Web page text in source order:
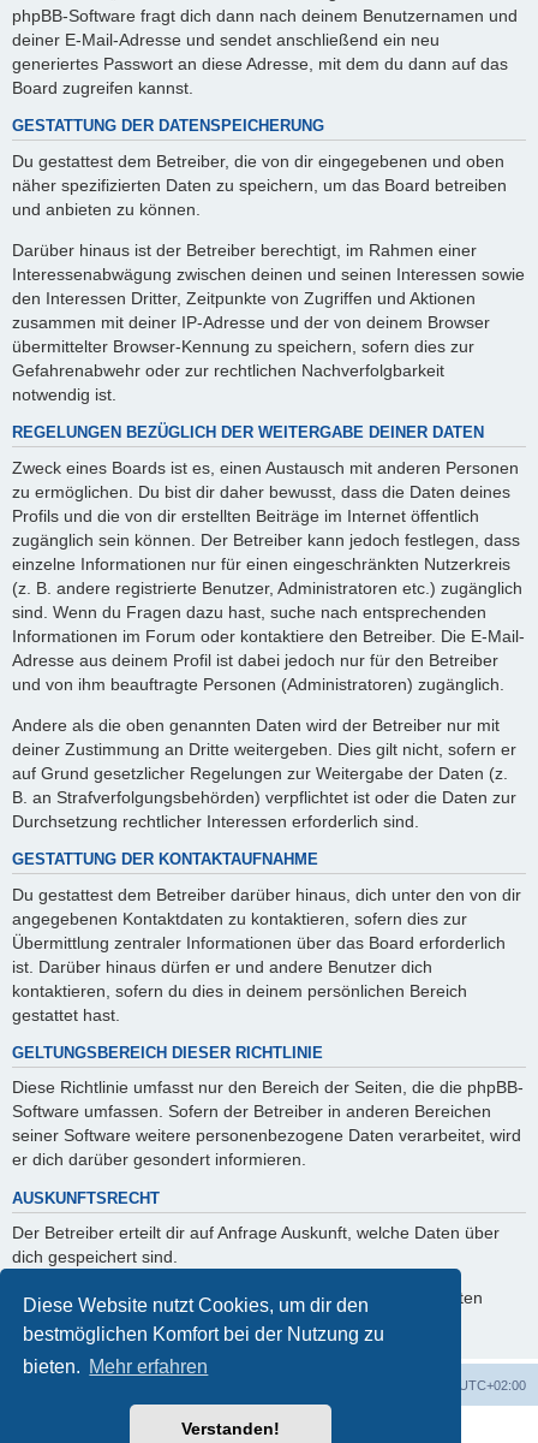
Diese Website nutzt Cookies, um dir den
bestmöglichen Komfort bei der Nutzung zu
bieten. Mehr erfahren
Verstanden!
phpBB-Software fragt dich dann nach deinem Benutzernamen und
deiner E-Mail-Adresse und sendet anschließend ein neu
generiertes Passwort an diese Adresse, mit dem du dann auf das
Board zugreifen kannst.
GESTATTUNG DER DATENSPEICHERUNG
Du gestattest dem Betreiber, die von dir eingegebenen und oben
näher spezifizierten Daten zu speichern, um das Board betreiben
und anbieten zu können.
Darüber hinaus ist der Betreiber berechtigt, im Rahmen einer
Interessenabwägung zwischen deinen und seinen Interessen sowie
den Interessen Dritter, Zeitpunkte von Zugriffen und Aktionen
zusammen mit deiner IP-Adresse und der von deinem Browser
übermittelter Browser-Kennung zu speichern, sofern dies zur
Gefahrenabwehr oder zur rechtlichen Nachverfolgbarkeit
notwendig ist.
REGELUNGEN BEZÜGLICH DER WEITERGABE DEINER DATEN
Zweck eines Boards ist es, einen Austausch mit anderen Personen
zu ermöglichen. Du bist dir daher bewusst, dass die Daten deines
Profils und die von dir erstellten Beiträge im Internet öffentlich
zugänglich sein können. Der Betreiber kann jedoch festlegen, dass
einzelne Informationen nur für einen eingeschränkten Nutzerkreis
(z. B. andere registrierte Benutzer, Administratoren etc.) zugänglich
sind. Wenn du Fragen dazu hast, suche nach entsprechenden
Informationen im Forum oder kontaktiere den Betreiber. Die E-Mail-
Adresse aus deinem Profil ist dabei jedoch nur für den Betreiber
und von ihm beauftragte Personen (Administratoren) zugänglich.
Andere als die oben genannten Daten wird der Betreiber nur mit
deiner Zustimmung an Dritte weitergeben. Dies gilt nicht, sofern er
auf Grund gesetzlicher Regelungen zur Weitergabe der Daten (z.
B. an Strafverfolgungsbehörden) verpflichtet ist oder die Daten zur
Durchsetzung rechtlicher Interessen erforderlich sind.
GESTATTUNG DER KONTAKTAUFNAHME
Du gestattest dem Betreiber darüber hinaus, dich unter den von dir
angegebenen Kontaktdaten zu kontaktieren, sofern dies zur
Übermittlung zentraler Informationen über das Board erforderlich
ist. Darüber hinaus dürfen er und andere Benutzer dich
kontaktieren, sofern du dies in deinem persönlichen Bereich
gestattet hast.
GELTUNGSBEREICH DIESER RICHTLINIE
Diese Richtlinie umfasst nur den Bereich der Seiten, die die phpBB-
Software umfassen. Sofern der Betreiber in anderen Bereichen
seiner Software weitere personenbezogene Daten verarbeitet, wird
er dich darüber gesondert informieren.
AUSKUNFTSRECHT
Der Betreiber erteilt dir auf Anfrage Auskunft, welche Daten über
dich gespeichert sind.
Du kannst jederzeit die Löschung bzw. Sperrung deiner Daten
verlangen. Kontaktiere hierzu bitte den Betreiber.
UTC+02:00
Powered byphpBB® Forum Software © phpBB Limited